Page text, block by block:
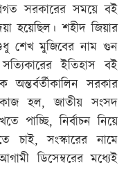
সরকারের সময়ে বই
হয়েছিল। শহীদ জিয়ার
শেখ মুজিবের নাম গুন
ইতিহাস বই
সরকার
হল, জাতীয় সংসদ
পাচ্ছি, নির্বাচন নিয়ে
চাই, সংস্কারের নামে
ডিসেম্বরের মধ্যেই